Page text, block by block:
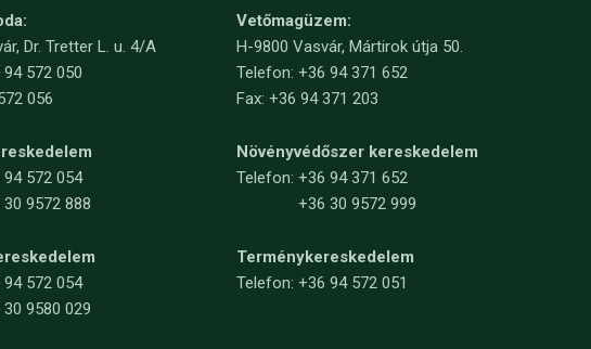
Dr. Tretter L. u. 4/A
572 050
056
Vetőmagüzem:
H-9800 Vasvár, Mártirok útja 50.
Telefon: +36 94 371 652
Fax: +36 94 371 203
94 572 054
9572 888
Növényvédőszer kereskedelem
Telefon: +36 94 371 652
+36 30 9572 999
94 572 054
9580 029
Terménykereskedelem
Telefon: +36 94 572 051